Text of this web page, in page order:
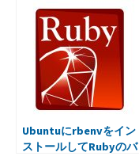
o
o
k
er bl
r
Ubuntuにrbenvをイン
ストールしてRubyのバ